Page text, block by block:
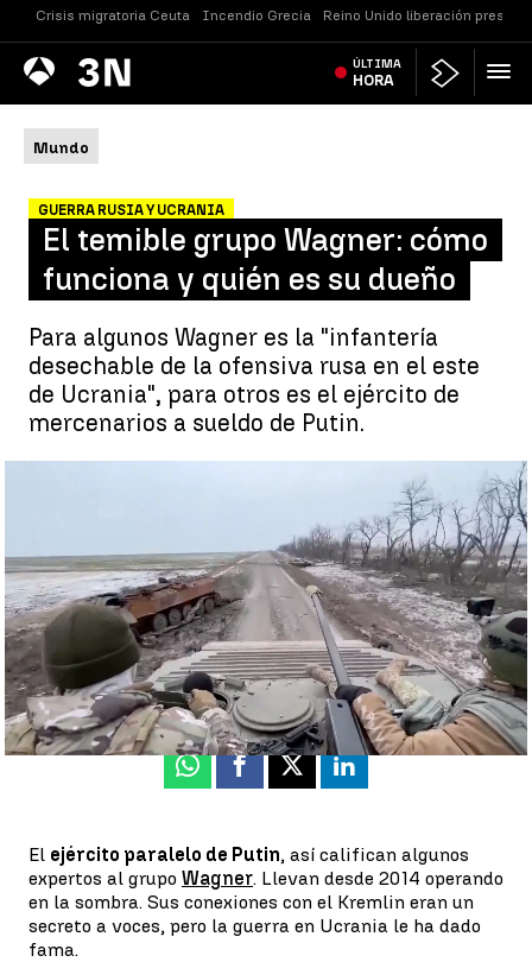
Crisis migratoria Ceuta Incendio Grecia Reino Unido liberación presos
Antena
3 Noticias ÚLTIMA
HORA
Mundo
GUERRA RUSIA Y UCRANIA
El temible grupo Wagner: cómo
funciona y quién es su dueño
Para algunos Wagner es la "infantería
desechable de la ofensiva rusa en el este
de Ucrania", para otros es el ejército de
mercenarios a sueldo de Putin.
El temible grupo Wagner: cómo funciona y quién es su dueño |
A3N
Rosa María Salcedo
Publicado:30 de enero de 2023, 19:36
Whatsapp
Facebook
X Linkedin
El ejército paralelo de Putin, así califican algunos
expertos al grupo Wagner. Llevan desde 2014 operando
en la sombra. Sus conexiones con el Kremlin eran un
secreto a voces, pero la guerra en Ucrania le ha dado
fama.